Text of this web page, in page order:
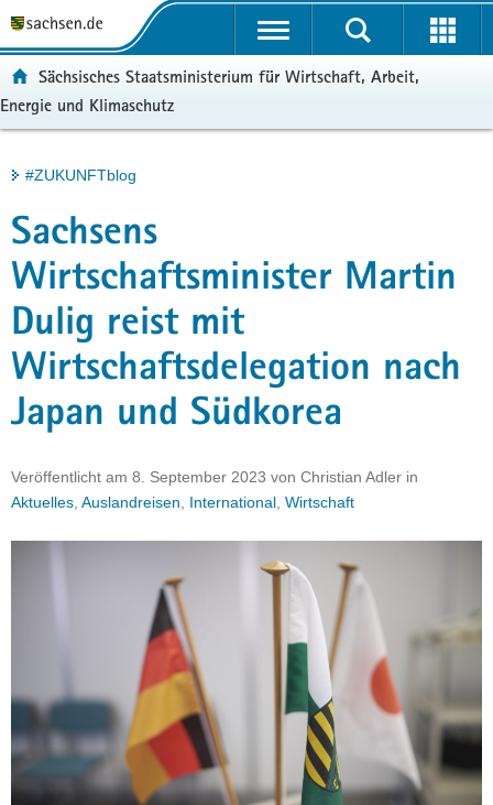
t
a
l
e
r
g
r
e
f
n
v
o
u
p
t
h
a
t
e
r
v
e
Portalübergreifende
Sächsisches Staatsministerium für Wirtschaft, Arbeit,
Energie und Klimaschutz
Hauptinhalt
#ZUKUNFTblog
Sachsens
Wirtschaftsminister Martin
Dulig reist mit
Wirtschaftsdelegation nach
Japan und Südkorea
Veröffentlicht am 8. September 2023 von Christian Adler in
Aktuelles Auslandreisen International Wirtschaft